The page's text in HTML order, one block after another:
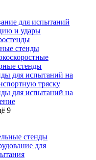
для испытаний
и удары
стенды
стенды
для испытаний на
тряску
для испытаний на
9
стенды
для